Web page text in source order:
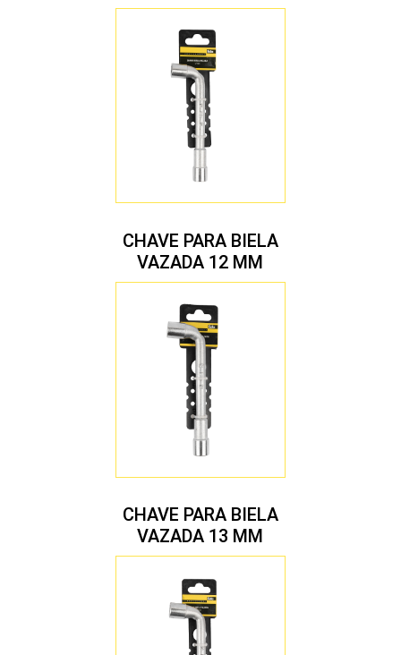
CHAVE PARA BIELA
VAZADA 12 MM
CHAVE PARA BIELA
VAZADA 13 MM